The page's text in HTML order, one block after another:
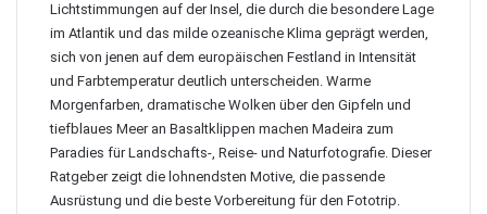
Lichtstimmungen auf der Insel, die durch die besondere Lage
im Atlantik und das milde ozeanische Klima geprägt werden,
sich von jenen auf dem europäischen Festland in Intensität
und Farbtemperatur deutlich unterscheiden. Warme
Morgenfarben, dramatische Wolken über den Gipfeln und
tiefblaues Meer an Basaltklippen machen Madeira zum
Paradies für Landschafts-, Reise- und Naturfotografie. Dieser
Ratgeber zeigt die lohnendsten Motive, die passende
Ausrüstung und die beste Vorbereitung für den Fototrip.